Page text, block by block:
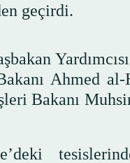
geçirdi.
Ahmed al-
Bakanı